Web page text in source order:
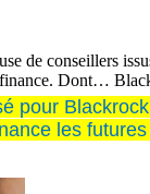
de conseillers
finance. Dont…
les